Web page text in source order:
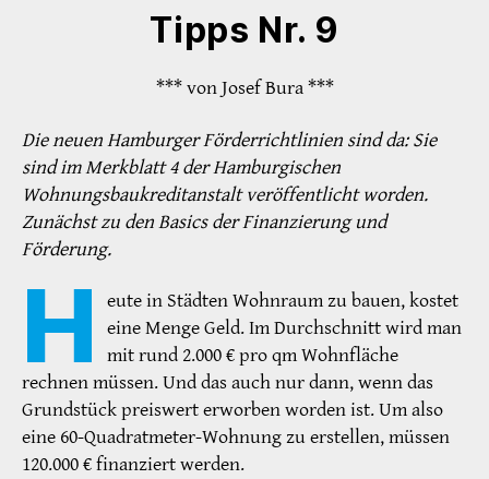
Tipps Nr. 9
*** von Josef Bura ***
Die neuen Hamburger Förderrichtlinien sind da: Sie
sind im Merkblatt 4 der Hamburgischen
Wohnungsbaukreditanstalt veröffentlicht worden.
Zunächst zu den Basics der Finanzierung und
Förderung.
H
eute in Städten Wohnraum zu bauen, kostet
eine Menge Geld. Im Durchschnitt wird man
mit rund 2.000 € pro qm Wohnfläche
rechnen müssen. Und das auch nur dann, wenn das
Grundstück preiswert erworben worden ist. Um also
eine 60-Quadratmeter-Wohnung zu erstellen, müssen
120.000 € finanziert werden.